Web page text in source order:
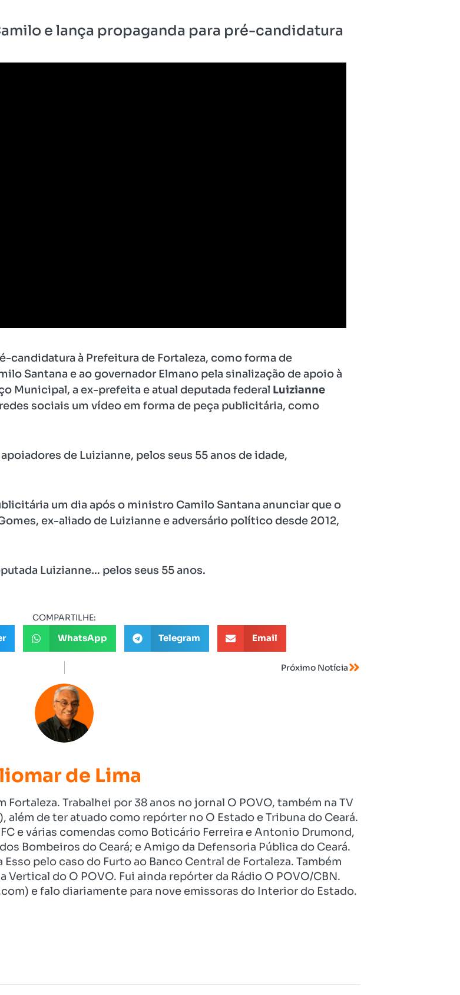
e lança propaganda para pré-candidatura
candidatura à Prefeitura de Fortaleza, como forma de
Santana e ao governador Elmano pela sinalização de apoio à
Municipal, a ex-prefeita e atual deputada federal Luizianne
sociais um vídeo em forma de peça publicitária, como
de Luizianne, pelos seus 55 anos de idade,
um dia após o ministro Camilo Santana anunciar que o
ex-aliado de Luizianne e adversário político desde 2012,
Luizianne… pelos seus 55 anos.
COMPARTILHE:
WhatsApp Telegram Email
Próximo Notícia
de Lima
Trabalhei por 38 anos no jornal O POVO, também na TV
além de ter atuado como repórter no O Estado e Tribuna do Ceará.
e várias comendas como Boticário Ferreira e Antonio Drumond,
Bombeiros do Ceará; e Amigo da Defensoria Pública do Ceará.
pelo caso do Furto ao Banco Central de Fortaleza. Também
do O POVO. Fui ainda repórter da Rádio O POVO/CBN.
e falo diariamente para nove emissoras do Interior do Estado.